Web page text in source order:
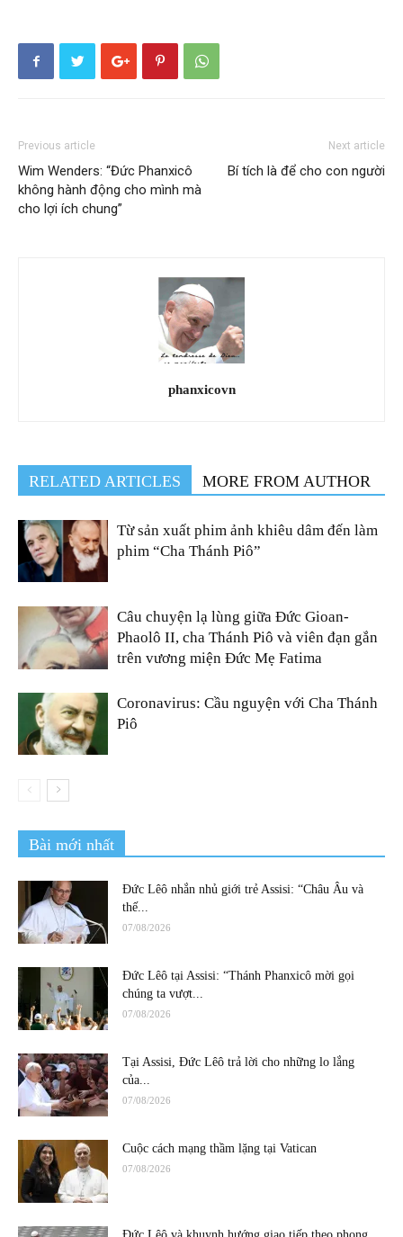
Previous article
Wim Wenders: “Đức Phanxicô
không hành động cho mình mà
cho lợi ích chung”
Next article
Bí tích là để cho con người
phanxicovn
RELATED ARTICLES MORE FROM AUTHOR
Từ sản xuất phim ảnh khiêu dâm đến làm
phim “Cha Thánh Piô”
Câu chuyện lạ lùng giữa Đức Gioan-
Phaolô II, cha Thánh Piô và viên đạn gắn
trên vương miện Đức Mẹ Fatima
Coronavirus: Cầu nguyện với Cha Thánh
Piô
Bài mới nhất
Đức Lêô nhắn nhủ giới trẻ Assisi: “Châu Âu và
thế...
07/08/2026
Đức Lêô tại Assisi: “Thánh Phanxicô mời gọi
chúng ta vượt...
07/08/2026
Tại Assisi, Đức Lêô trả lời cho những lo lắng
của...
07/08/2026
Cuộc cách mạng thầm lặng tại Vatican
07/08/2026